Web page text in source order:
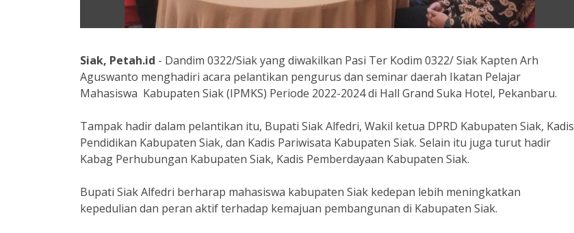
Siak, Petah.id - Dandim 0322/Siak yang diwakilkan Pasi Ter Kodim 0322/ Siak Kapten Arh
Aguswanto menghadiri acara pelantikan pengurus dan seminar daerah Ikatan Pelajar
Mahasiswa Kabupaten Siak (IPMKS) Periode 2022-2024 di Hall Grand Suka Hotel, Pekanbaru.
Tampak hadir dalam pelantikan itu, Bupati Siak Alfedri, Wakil ketua DPRD Kabupaten Siak, Kadis
Pendidikan Kabupaten Siak, dan Kadis Pariwisata Kabupaten Siak. Selain itu juga turut hadir
Kabag Perhubungan Kabupaten Siak, Kadis Pemberdayaan Kabupaten Siak.
Bupati Siak Alfedri berharap mahasiswa kabupaten Siak kedepan lebih meningkatkan
kepedulian dan peran aktif terhadap kemajuan pembangunan di Kabupaten Siak.